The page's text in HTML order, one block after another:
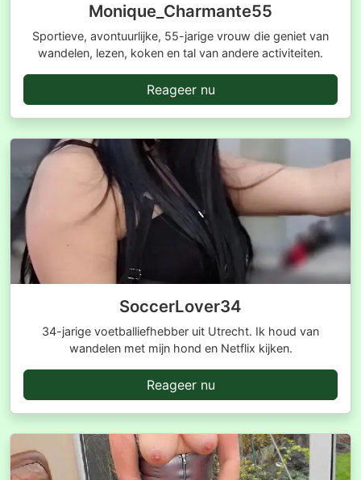
Monique_Charmante55
Sportieve, avontuurlijke, 55-jarige vrouw die geniet van
wandelen, lezen, koken en tal van andere activiteiten.
Reageer nu
SoccerLover34
34-jarige voetballiefhebber uit Utrecht. Ik houd van
wandelen met mijn hond en Netflix kijken.
Reageer nu